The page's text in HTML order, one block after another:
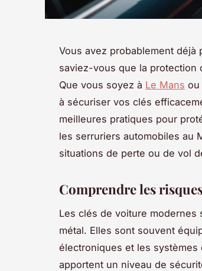
Vous avez probablement
saviez-vous que la protection
Que vous soyez à Le Mans ou
à sécuriser vos clés
meilleures pratiques pour
les serruriers automobiles au
situations de perte ou de vol
Comprendre les
Les clés de voiture modernes
métal. Elles sont souvent
électroniques et les systèmes
apportent un niveau de